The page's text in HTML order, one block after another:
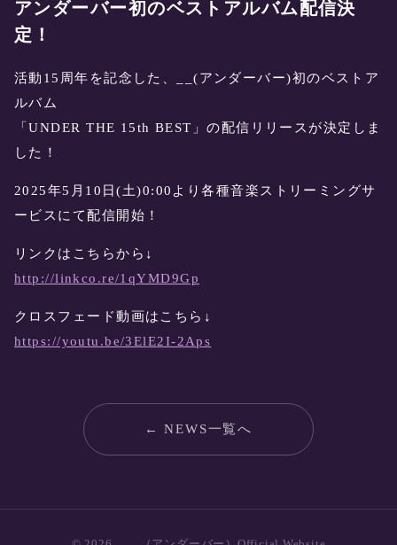
アンダーバー初のベストアルバム配信決
定！
活動15周年を記念した、__(アンダーバー)初のベストア
ルバム
「UNDER THE 15th BEST」の配信リリースが決定しま
した！
2025年5月10日(土)0:00より各種音楽ストリーミングサ
ービスにて配信開始！
リンクはこちらから↓
http://linkco.re/1qYMD9Gp
クロスフェード動画はこちら↓
https://youtu.be/3ElE2I-2Aps
← NEWS一覧へ